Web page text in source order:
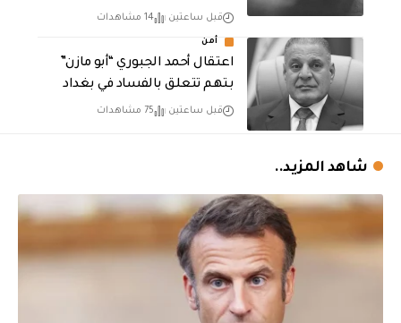
قبل ساعتين 14 مشاهدات
أمن
اعتقال أحمد الجبوري “أبو مازن”
بتهم تتعلق بالفساد في بغداد
قبل ساعتين 75 مشاهدات
شاهد المزيد..